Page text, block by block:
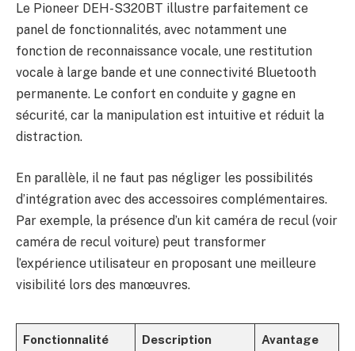
Le Pioneer DEH-S320BT illustre parfaitement ce
panel de fonctionnalités, avec notamment une
fonction de reconnaissance vocale, une restitution
vocale à large bande et une connectivité Bluetooth
permanente. Le confort en conduite y gagne en
sécurité, car la manipulation est intuitive et réduit la
distraction.
En parallèle, il ne faut pas négliger les possibilités
d’intégration avec des accessoires complémentaires.
Par exemple, la présence d’un kit caméra de recul (voir
caméra de recul voiture) peut transformer
l’expérience utilisateur en proposant une meilleure
visibilité lors des manœuvres.
Fonctionnalité Description
Avantage